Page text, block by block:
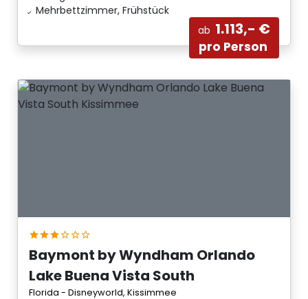
Mehrbettzimmer, Frühstück
ab 1.113,- €
pro Person
Baymont by Wyndham Orlando
Lake Buena Vista South
Florida - Disneyworld, Kissimmee